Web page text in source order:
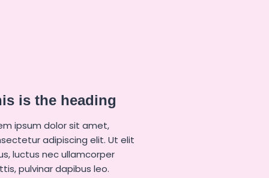
is the heading
ipsum dolor sit amet,
adipiscing elit. Ut elit
luctus nec ullamcorper
pulvinar dapibus leo.